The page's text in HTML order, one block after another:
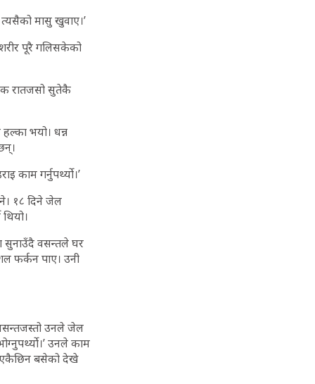
त्यसैको मासु खुवाए।’
पूरै गलिसकेको
रातजसो सुतेकै
भयो। धन्न
काम गर्नुपर्थ्यो।’
१८ दिने जेल
सुनाउँदै वसन्तले घर
फर्कन पाए। उनी
वसन्तजस्तो उनले जेल
उनले काम
एकैछिन बसेको देखे